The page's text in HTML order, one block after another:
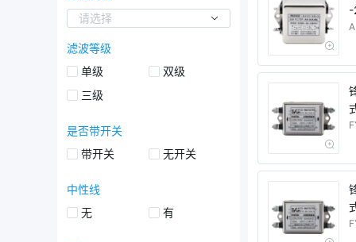
请选择
滤波等级
单级
双级
三级
是否带开关
带开关
无开关
中性线
无
有
-